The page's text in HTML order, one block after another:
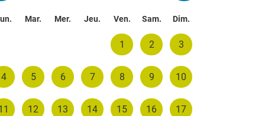
Mar. Mer. Jeu. Ven. Sam. Dim.
1 2 3
4 5 6 7 8 9 10
12 13 14 15 16 17